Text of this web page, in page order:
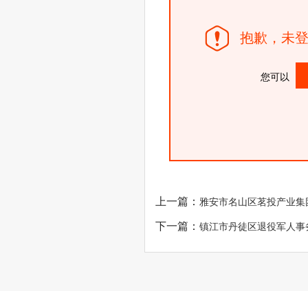
抱歉，未
您可以
上一篇： 雅安市名山区茗投产业
下一篇： 镇江市丹徒区退役军人